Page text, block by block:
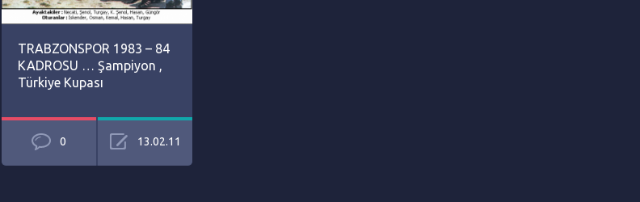
TRABZONSPOR 1983 – 84
KADROSU … Şampiyon ,
Türkiye Kupası
0 13.02.11